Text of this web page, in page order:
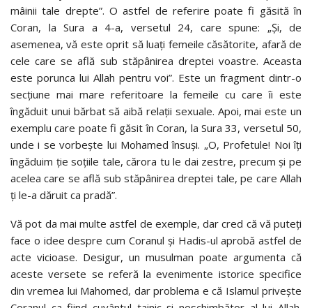
mâinii tale drepte”. O astfel de referire poate fi găsită în
Coran, la Sura a 4-a, versetul 24, care spune: „Și, de
asemenea, vă este oprit să luați femeile căsătorite, afară de
cele care se află sub stăpânirea dreptei voastre. Aceasta
este porunca lui Allah pentru voi”. Este un fragment dintr-o
secțiune mai mare referitoare la femeile cu care îi este
îngăduit unui bărbat să aibă relații sexuale. Apoi, mai este un
exemplu care poate fi găsit în Coran, la Sura 33, versetul 50,
unde i se vorbește lui Mohamed însuși. „O, Profetule! Noi îți
îngăduim ție soțiile tale, cărora tu le dai zestre, precum și pe
acelea care se află sub stăpânirea dreptei tale, pe care Allah
ți le-a dăruit ca pradă”.
Vă pot da mai multe astfel de exemple, dar cred că vă puteți
face o idee despre cum Coranul și Hadis-ul aprobă astfel de
acte vicioase. Desigur, un musulman poate argumenta că
aceste versete se referă la evenimente istorice specifice
din vremea lui Mahomed, dar problema e că Islamul privește